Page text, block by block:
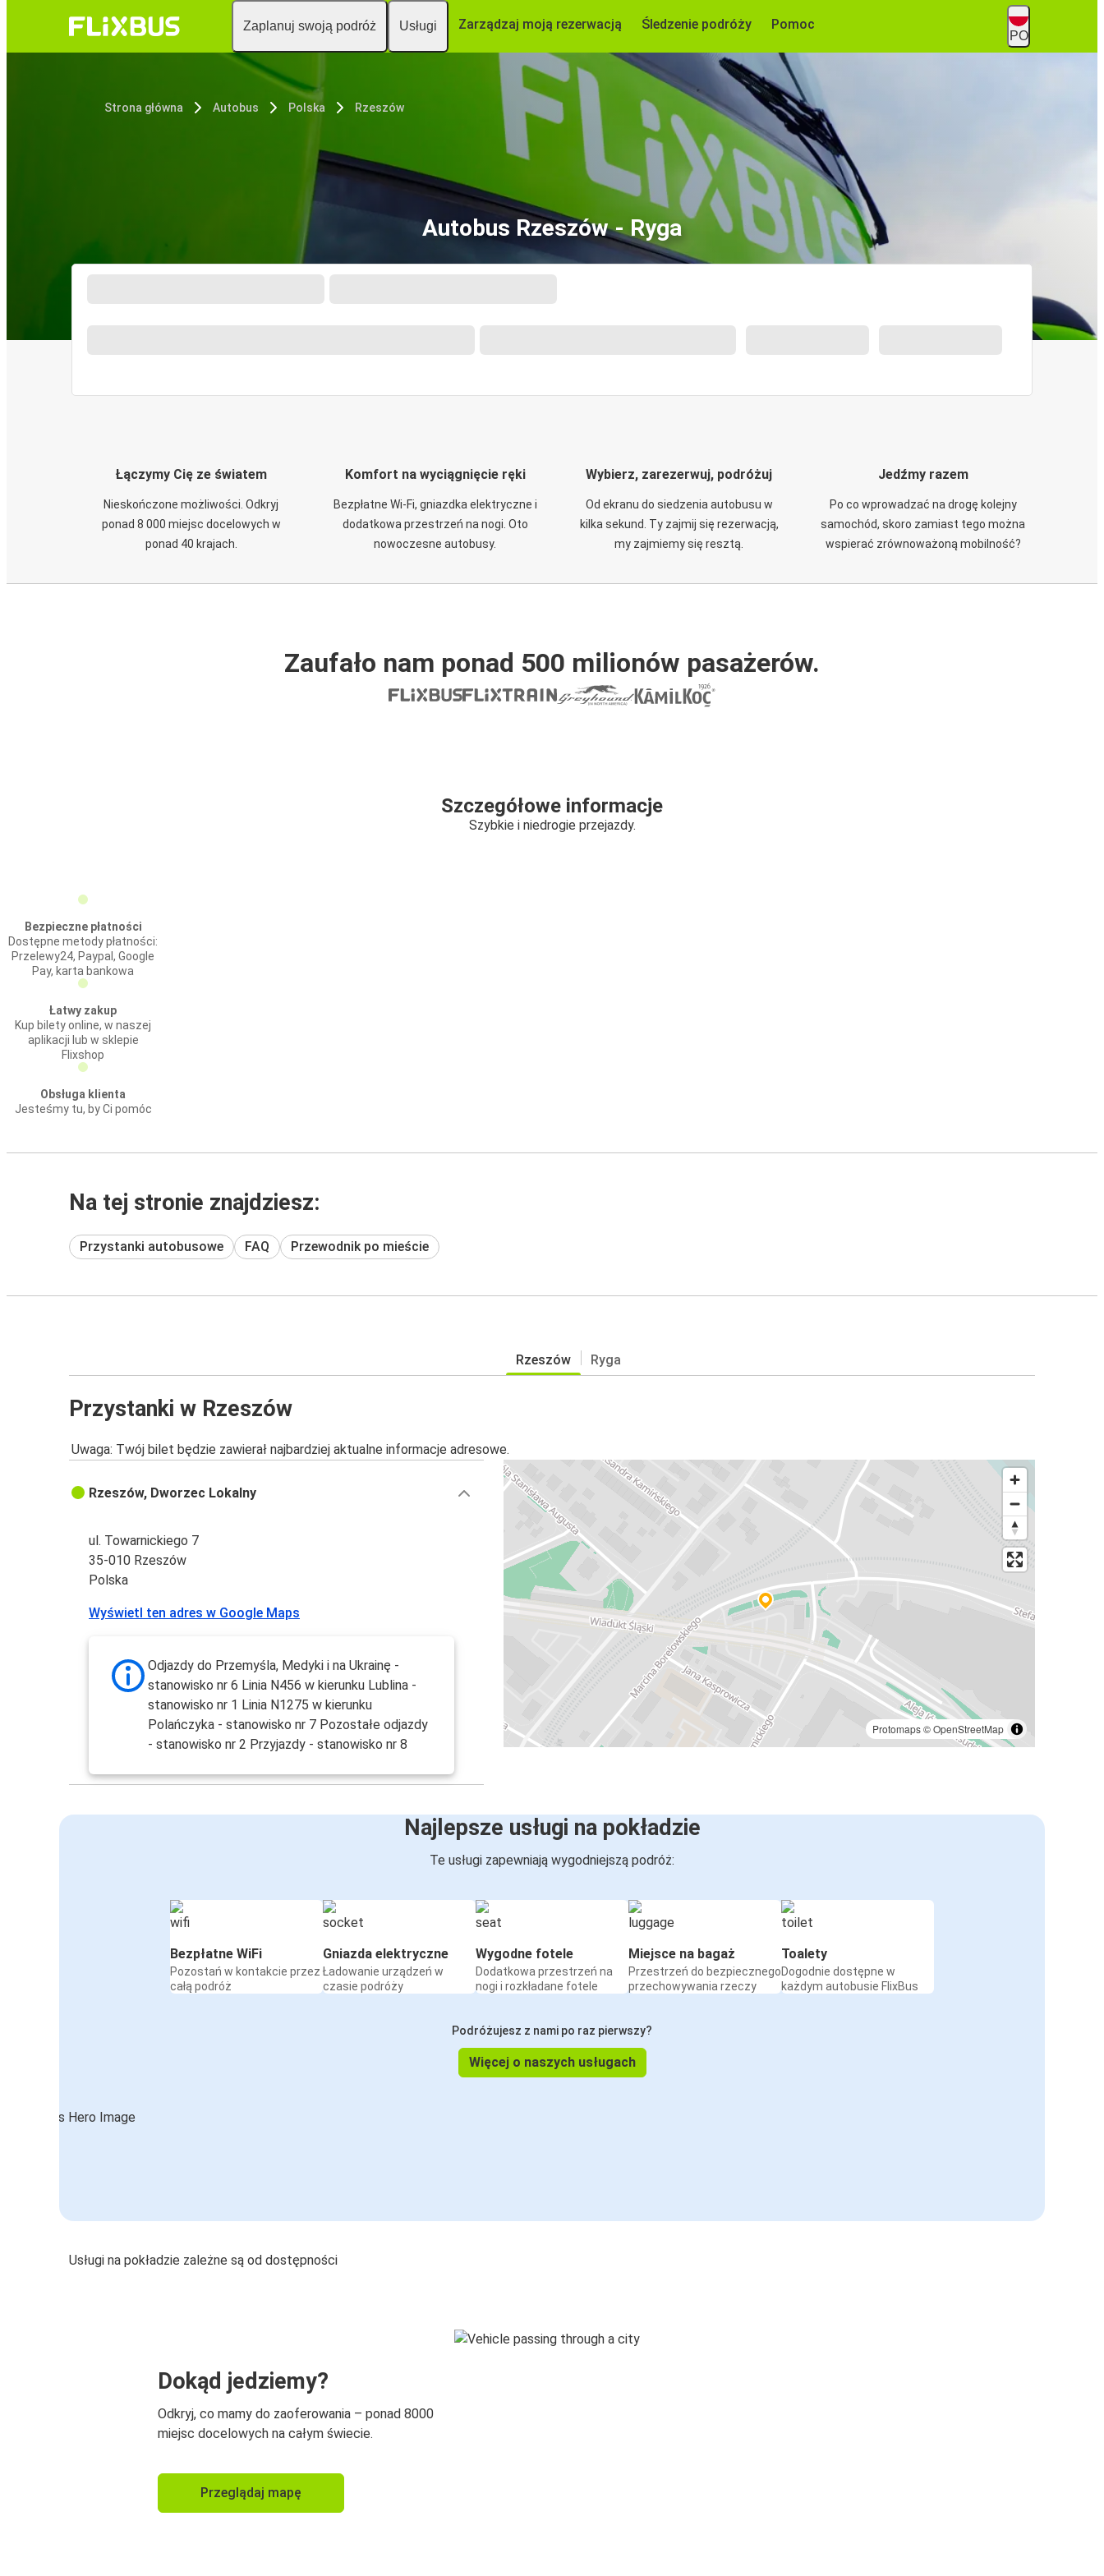
Zaplanuj swoją podróż Usługi Zarządzaj moją rezerwacją Śledzenie podróży Pomoc
PO
Strona główna Autobus Polska Rzeszów
Autobus Rzeszów - Ryga
Łączymy Cię ze światem
Nieskończone możliwości. Odkryj
ponad 8 000 miejsc docelowych w
ponad 40 krajach.
Komfort na wyciągnięcie ręki
Bezpłatne Wi-Fi, gniazdka elektryczne i
dodatkowa przestrzeń na nogi. Oto
nowoczesne autobusy.
Wybierz, zarezerwuj, podróżuj
Od ekranu do siedzenia autobusu w
kilka sekund. Ty zajmij się rezerwacją,
my zajmiemy się resztą.
Jedźmy razem
Po co wprowadzać na drogę kolejny
samochód, skoro zamiast tego można
wspierać zrównoważoną mobilność?
Zaufało nam ponad 500 milionów pasażerów.
Szczegółowe informacje
Szybkie i niedrogie przejazdy.
Bezpieczne płatności
Dostępne metody płatności:
Przelewy24, Paypal, Google
Pay, karta bankowa
Łatwy zakup
Kup bilety online, w naszej
aplikacji lub w sklepie
Flixshop
Obsługa klienta
Jesteśmy tu, by Ci pomóc
Na tej stronie znajdziesz:
Przystanki autobusowe FAQ Przewodnik po mieście
Rzeszów Ryga
Przystanki w Rzeszów
Uwaga: Twój bilet będzie zawierał najbardziej aktualne informacje adresowe.
Protomaps©OpenStreetMap
Rzeszów, Dworzec Lokalny
ul. Towarnickiego 7
35-010 Rzeszów
Polska
Wyświetl ten adres w Google Maps
Odjazdy do Przemyśla, Medyki i na Ukrainę -
stanowisko nr 6 Linia N456 w kierunku Lublina -
stanowisko nr 1 Linia N1275 w kierunku
Polańczyka - stanowisko nr 7 Pozostałe odjazdy
- stanowisko nr 2 Przyjazdy - stanowisko nr 8
Najlepsze usługi na pokładzie
Te usługi zapewniają wygodniejszą podróż:
Bezpłatne WiFi
Pozostań w kontakcie przez
całą podróż
Gniazda elektryczne
Ładowanie urządzeń w
czasie podróży
Wygodne fotele
Dodatkowa przestrzeń na
nogi i rozkładane fotele
Miejsce na bagaż
Przestrzeń do bezpiecznego
przechowywania rzeczy
Toalety
Dogodnie dostępne w
każdym autobusie FlixBus
Podróżujesz z nami po raz pierwszy?
Więcej o naszych usługach
Usługi na pokładzie zależne są od dostępności
Dokąd jedziemy?
Odkryj, co mamy do zaoferowania – ponad 8000
miejsc docelowych na całym świecie.
Przeglądaj mapę